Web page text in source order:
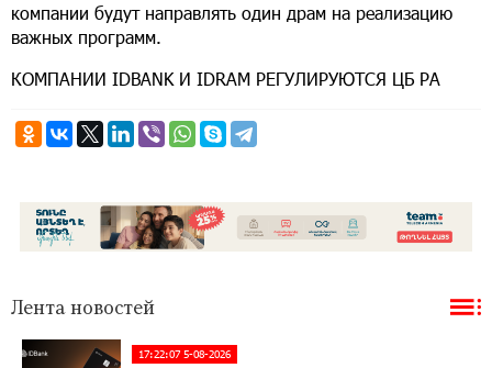
компании будут направлять один драм на реализацию
важных программ.
КОМПАНИИ IDBANK И IDRAM РЕГУЛИРУЮТСЯ ЦБ РА
Лента новостей
17:22:07 5-08-2026